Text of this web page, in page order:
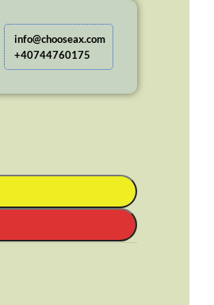
info@chooseax.com
+40744760175